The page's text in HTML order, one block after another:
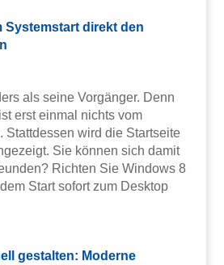
Systemstart direkt den
als seine Vorgänger. Denn
erst einmal nichts vom
Stattdessen wird die Startseite
Sie können sich damit
Richten Sie Windows 8
Start sofort zum Desktop
gestalten: Moderne